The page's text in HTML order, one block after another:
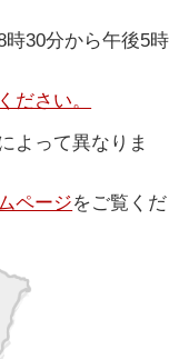
30分から午後5時
ださい。
よって異なりま
ページをご覧くだ